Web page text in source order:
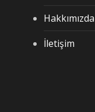
Hakkımızda
İletişim